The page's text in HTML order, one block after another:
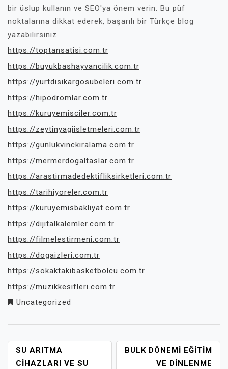
bir üslup kullanın ve SEO'ya önem verin. Bu püf
noktalarına dikkat ederek, başarılı bir Türkçe blog
yazabilirsiniz.
https://toptansatisi.com.tr
https://buyukbashayvancilik.com.tr
https://yurtdisikargosubeleri.com.tr
https://hipodromlar.com.tr
https://kuruyemisciler.com.tr
https://zeytinyagiisletmeleri.com.tr
https://gunlukvinckiralama.com.tr
https://mermerdogaltaslar.com.tr
https://arastirmadedektifliksirketleri.com.tr
https://tarihiyoreler.com.tr
https://kuruyemisbakliyat.com.tr
https://dijitalkalemler.com.tr
https://filmelestirmeni.com.tr
https://dogaizleri.com.tr
https://sokaktakibasketbolcu.com.tr
https://muzikkesifleri.com.tr
Uncategorized
YAZI
GEZINMESI
SU ARITMA
CIHAZLARI VE SU
BULK DÖNEMI EĞITIM
VE DINLENME